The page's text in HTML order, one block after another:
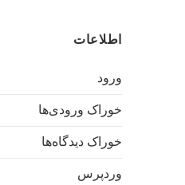
اطلاعات
ورود
خوراک ورودی‌ها
خوراک دیدگاه‌ها
وردپرس